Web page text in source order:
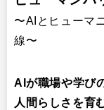
〜AIとヒューマ
線〜
AIが職場や学び
人間らしさを育